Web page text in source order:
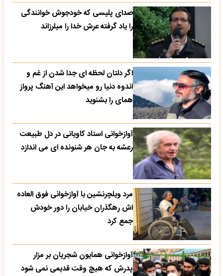
صدای پلیسی که خودجوش خوانندگی
را یاد گرفته عرش خدا را میلرزاند
اگر دلتان لحظه ای جدا شدن از غم و
اندوه دنیا رو میخواهد این آهنگ پرواز
همای را بشنوید
آوازخوانی استاد کاویانی در دل طبیعت
رعشه به جان هر شنونده ای می اندازد
مرد ویلچرنشین با آوازخوانی فوق العاده
اش رهگذران خیابان را دور خودش
جمع کرد
آوازخوانی همایون شجریان بر مزار
پدرش که هیچ وقت قدیمی نمی شود